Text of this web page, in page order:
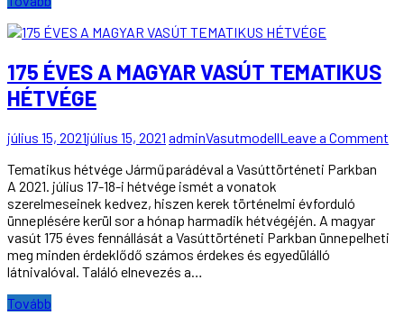
175 ÉVES A MAGYAR VASÚT TEMATIKUS
HÉTVÉGE
július 15, 2021július 15, 2021 adminVasutmodellLeave a Comment
Tematikus hétvége Járműparádéval a Vasúttörténeti Parkban
A 2021. július 17-18-i hétvége ismét a vonatok
szerelmeseinek kedvez, hiszen kerek történelmi évforduló
ünneplésére kerül sor a hónap harmadik hétvégéjén. A magyar
vasút 175 éves fennállását a Vasúttörténeti Parkban ünnepelheti
meg minden érdeklődő számos érdekes és egyedülálló
látnivalóval. Találó elnevezés a…
Tovább